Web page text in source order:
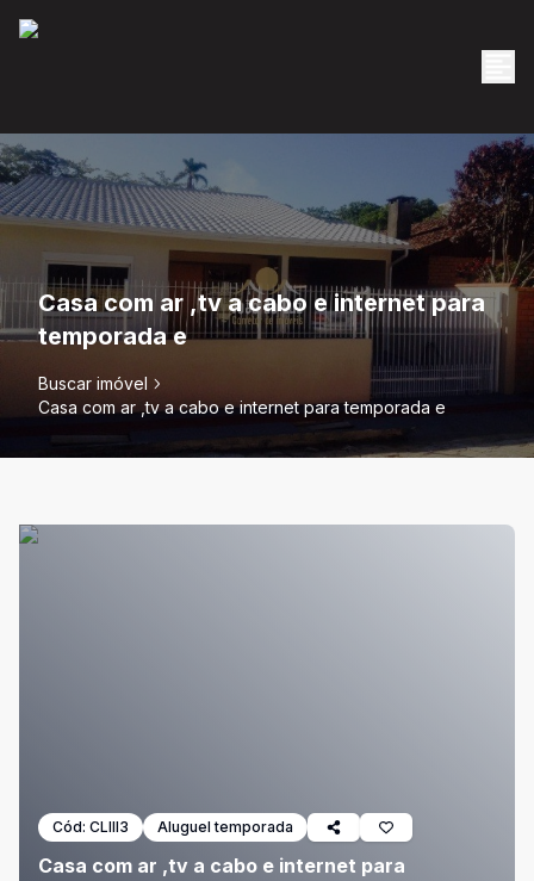
Casa com ar ,tv a cabo e internet para
temporada e
Buscar imóvel
Casa com ar ,tv a cabo e internet para temporada e
Cód: CLIII3 Aluguel temporada
Casa com ar ,tv a cabo e internet para